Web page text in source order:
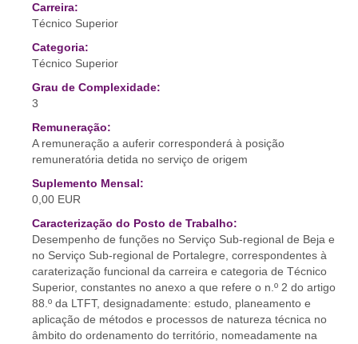
Carreira:
Técnico Superior
Categoria:
Técnico Superior
Grau de Complexidade:
3
Remuneração:
A remuneração a auferir corresponderá à posição
remuneratória detida no serviço de origem
Suplemento Mensal:
0,00 EUR
Caracterização do Posto de Trabalho:
Desempenho de funções no Serviço Sub-regional de Beja e
no Serviço Sub-regional de Portalegre, correspondentes à
caraterização funcional da carreira e categoria de Técnico
Superior, constantes no anexo a que refere o n.º 2 do artigo
88.º da LTFT, designadamente: estudo, planeamento e
aplicação de métodos e processos de natureza técnica no
âmbito do ordenamento do território, nomeadamente na